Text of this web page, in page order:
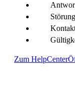
Zum HelpCenter